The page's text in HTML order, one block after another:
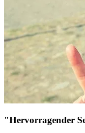
"Hervorragender